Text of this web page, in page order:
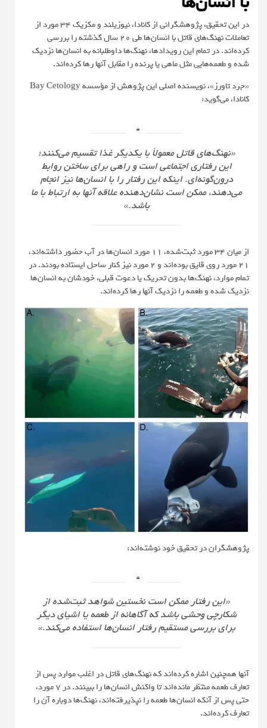
در این تحقیق، پژوهشگرانی از کانادا، نیوزیلند و مکزیک 34 مورد از
تعاملات نهنگ‌های قاتل با انسان‌ها طی ۲۰ سال گذشته را بررسی
کرده‌اند. در تمام این رویدادها، نهنگ‌ها داوطلبانه به انسان‌ها نزدیک
شده و طعمه‌هایی مثل ماهی یا پرنده را مقابل آنها رها کرده‌اند.
«جرد تاورز»، نویسنده اصلی این پژوهش از مؤسسه Bay Cetology
کانادا، می‌گوید:
«نهنگ‌های قاتل معمولاً با یکدیگر غذا تقسیم می‌کنند؛
این رفتاری اجتماعی است و راهی برای ساختن روابط
درون‌گونه‌ای. اینکه این رفتار را با انسان‌ها نیز انجام
می‌دهند، ممکن است نشان‌دهنده علاقه آنها به ارتباط با ما
باشد.»
از میان 34 مورد ثبت‌شده، 11 مورد انسان‌ها در آب حضور داشته‌اند،
21 مورد روی قایق بوده‌اند و 2 مورد نیز کنار ساحل ایستاده بودند. در
تمام موارد، نهنگ‌ها بدون تحریک یا دعوت قبلی، خودشان به انسان‌ها
نزدیک شده و طعمه را نزدیک آنها رها کرده‌اند.
پژوهشگران در تحقیق خود نوشته‌اند:
«این رفتار ممکن است نخستین شواهد ثبت‌شده از
شکارچی وحشی باشد که آگاهانه از طعمه یا اشیای دیگر
برای بررسی مستقیم رفتار انسان‌ها استفاده می‌کند.»
آنها همچنین اشاره کرده‌اند که نهنگ‌های قاتل در اغلب موارد پس از
تعارف طعمه منتظر مانده‌اند تا واکنش انسان‌ها را ببینند. در ۷ مورد،
حتی پس از آنکه انسان‌ها طعمه را نپذیرفته‌اند، نهنگ‌ها دوباره آن را
تعارف کرده‌اند.